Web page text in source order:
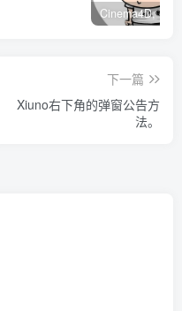
下一篇
Xiuno右下角的弹窗公告方
法。